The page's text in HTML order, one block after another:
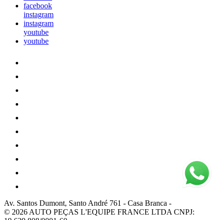
facebook
instagram
instagram
youtube
youtube
Av. Santos Dumont, Santo André 761 - Casa Branca -
© 2026 AUTO PEÇAS L'EQUIPE FRANCE LTDA CNPJ: